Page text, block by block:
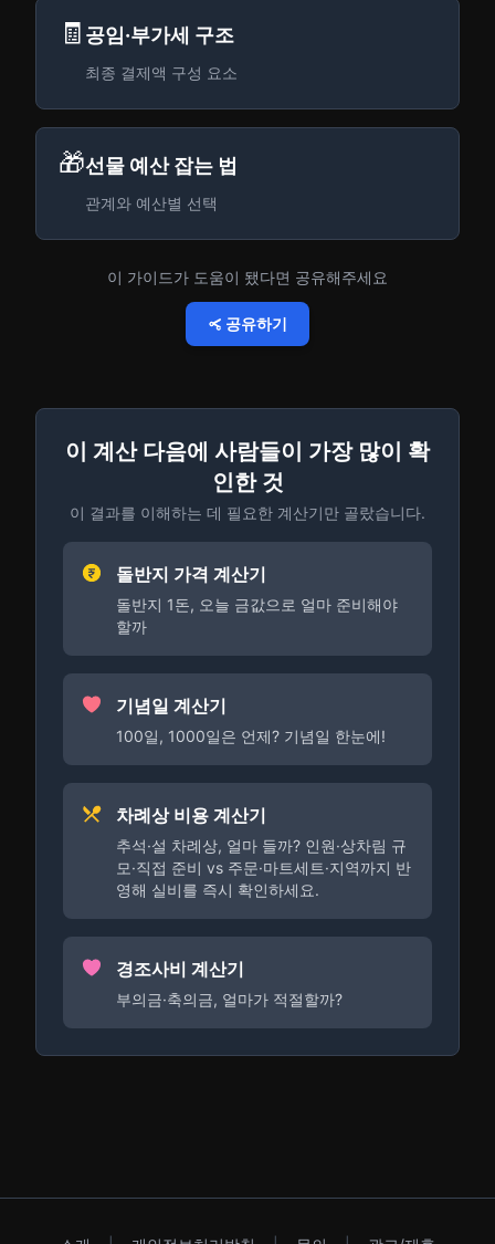
🧾 공임·부가세 구조
최종 결제액 구성 요소
🎁선물 예산 잡는 법
관계와 예산별 선택
이 가이드가 도움이 됐다면 공유해주세요
공유하기
이 계산 다음에 사람들이 가장 많이 확
인한 것
이 결과를 이해하는 데 필요한 계산기만 골랐습니다.
돌반지 가격 계산기
돌반지 1돈, 오늘 금값으로 얼마 준비해야
할까
기념일 계산기
100일, 1000일은 언제? 기념일 한눈에!
차례상 비용 계산기
추석·설 차례상, 얼마 들까? 인원·상차림 규
모·직접 준비 vs 주문·마트세트·지역까지 반
영해 실비를 즉시 확인하세요.
경조사비 계산기
부의금·축의금, 얼마가 적절할까?